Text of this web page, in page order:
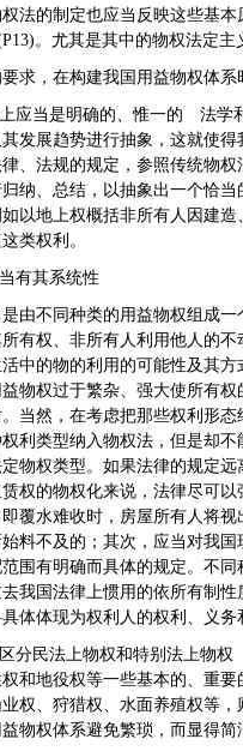
法的制定也应当反映这些基
。尤其是其中的物权法定
要求，在构建我国用益物权体
应当是明确的、惟一的 法学
发展趋势进行抽象，这就使
、法规的规定，参照传统物
纳、总结，以抽象出一个恰
以地上权概括非所有人因建
这类权利。
当有其系统性
由不同种类的用益物权组成
有权、非所有人利用他人的
中的物的利用的可能性及其
物权过于繁杂、强大使所有
当然，在考虑把那些权利形
利类型纳入物权法，但是却
物权类型。如果法律的规定
权的物权化来说，法律尽可
覆水难收时，房屋所有人将
料不及的；其次，应当对我
围有明确而具体的规定。不
我国法律上惯用的依所有制
体体现为权利人的权利、义
分民法上物权和特别法上物
和地役权等一些基本的、重
权、狩猎权、水面养殖权等
益物权体系避免繁琐，而显得